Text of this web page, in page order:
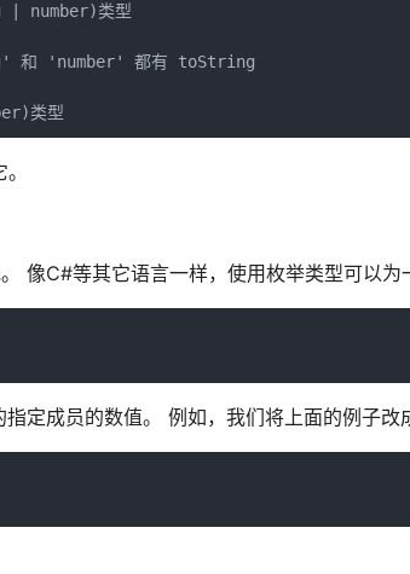
number)类型
'number' 都有 toString
像C#等其它语言一样，使用枚举类型可以为
定成员的数值。 例如，我们将上面的例子改